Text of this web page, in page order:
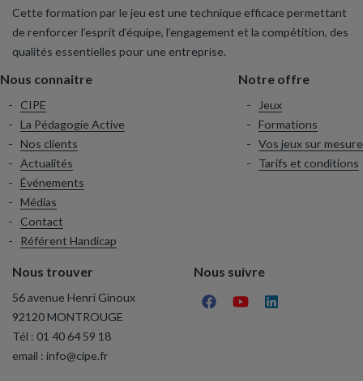
Cette formation par le jeu est une technique efficace permettant
de renforcer l’esprit d’équipe, l’engagement et la compétition, des
qualités essentielles pour une entreprise.
Nous connaitre
CIPE
La Pédagogie Active
Nos clients
Actualités
Événements
Médias
Contact
Référent Handicap
Notre offre
Jeux
Formations
Vos jeux sur mesure
Tarifs et conditions
Nous trouver
56 avenue Henri Ginoux
92120 MONTROUGE
Tél : 01 40 64 59 18
email : info@cipe.fr
Nous suivre